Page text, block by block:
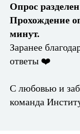
Опрос
Прохождение
минут.
Заранее
ответы ❤️
С любовью и
команда